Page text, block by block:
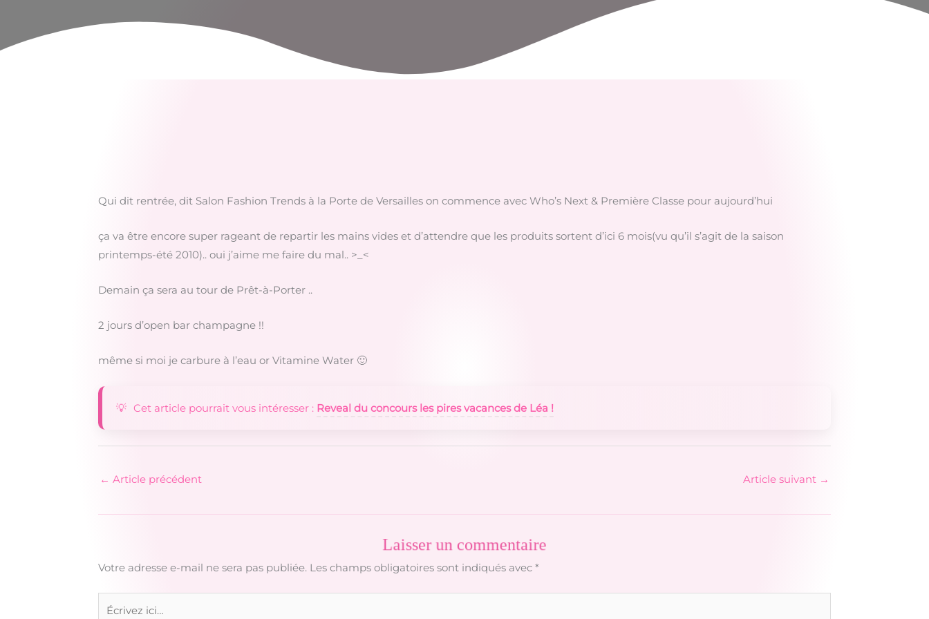
Qui dit rentrée, dit Salon Fashion Trends à la Porte de Versailles on commence avec Who’s Next & Première Classe pour aujourd’hui
ça va être encore super rageant de repartir les mains vides et d’attendre que les produits sortent d’ici 6 mois(vu qu’il s’agit de la saison
printemps-été 2010).. oui j’aime me faire du mal.. >_<
Demain ça sera au tour de Prêt-à-Porter ..
2 jours d’open bar champagne !!
même si moi je carbure à l’eau or Vitamine Water 🙂
Cet article pourrait vous intéresser : Reveal du concours les pires vacances de Léa !
← Article précédent Article suivant →
Laisser un commentaire
Votre adresse e-mail ne sera pas publiée. Les champs obligatoires sont indiqués avec *